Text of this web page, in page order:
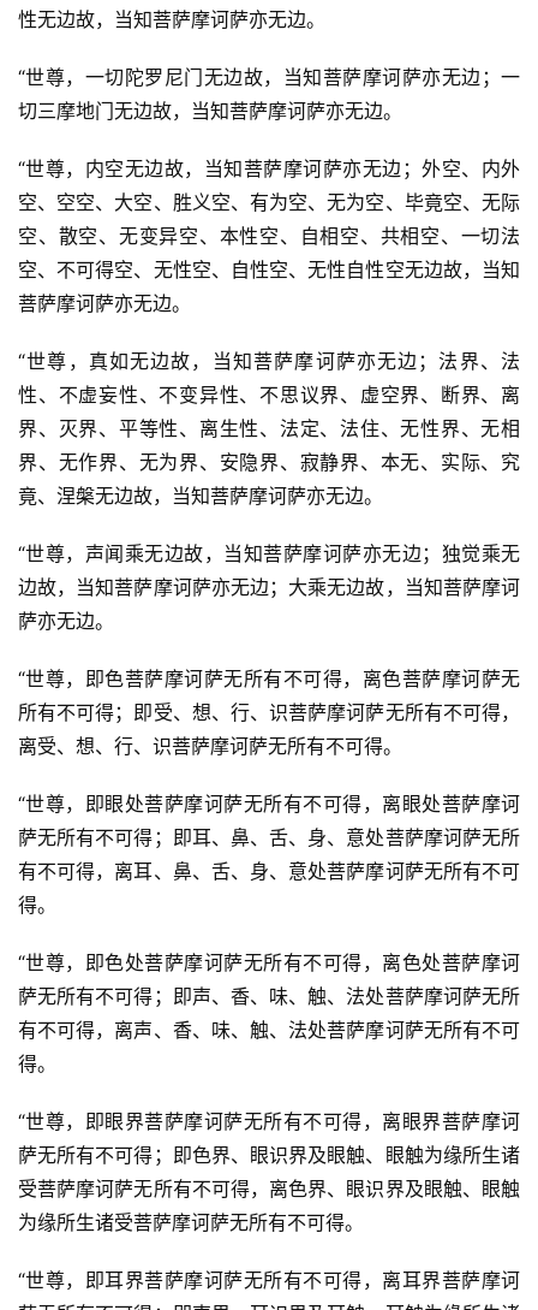
性无边故，当知菩萨摩诃萨亦无边。
“世尊，一切陀罗尼门无边故，当知菩萨摩诃萨亦无边；一
切三摩地门无边故，当知菩萨摩诃萨亦无边。
“世尊，内空无边故，当知菩萨摩诃萨亦无边；外空、内外
空、空空、大空、胜义空、有为空、无为空、毕竟空、无际
空、散空、无变异空、本性空、自相空、共相空、一切法
空、不可得空、无性空、自性空、无性自性空无边故，当知
菩萨摩诃萨亦无边。
“世尊，真如无边故，当知菩萨摩诃萨亦无边；法界、法
性、不虚妄性、不变异性、不思议界、虚空界、断界、离
界、灭界、平等性、离生性、法定、法住、无性界、无相
界、无作界、无为界、安隐界、寂静界、本无、实际、究
竟、涅槃无边故，当知菩萨摩诃萨亦无边。
“世尊，声闻乘无边故，当知菩萨摩诃萨亦无边；独觉乘无
边故，当知菩萨摩诃萨亦无边；大乘无边故，当知菩萨摩诃
萨亦无边。
“世尊，即色菩萨摩诃萨无所有不可得，离色菩萨摩诃萨无
所有不可得；即受、想、行、识菩萨摩诃萨无所有不可得，
离受、想、行、识菩萨摩诃萨无所有不可得。
“世尊，即眼处菩萨摩诃萨无所有不可得，离眼处菩萨摩诃
萨无所有不可得；即耳、鼻、舌、身、意处菩萨摩诃萨无所
有不可得，离耳、鼻、舌、身、意处菩萨摩诃萨无所有不可
得。
“世尊，即色处菩萨摩诃萨无所有不可得，离色处菩萨摩诃
萨无所有不可得；即声、香、味、触、法处菩萨摩诃萨无所
有不可得，离声、香、味、触、法处菩萨摩诃萨无所有不可
得。
“世尊，即眼界菩萨摩诃萨无所有不可得，离眼界菩萨摩诃
萨无所有不可得；即色界、眼识界及眼触、眼触为缘所生诸
受菩萨摩诃萨无所有不可得，离色界、眼识界及眼触、眼触
为缘所生诸受菩萨摩诃萨无所有不可得。
“世尊，即耳界菩萨摩诃萨无所有不可得，离耳界菩萨摩诃